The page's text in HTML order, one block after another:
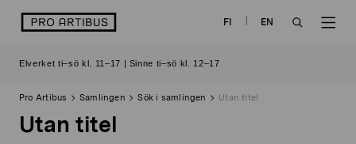
logo FI
EN
Elverket ti–sö kl. 11–17 | Sinne ti–sö kl. 12–17
Pro Artibus Samlingen Sök i samlingen Utan titel
Utan titel